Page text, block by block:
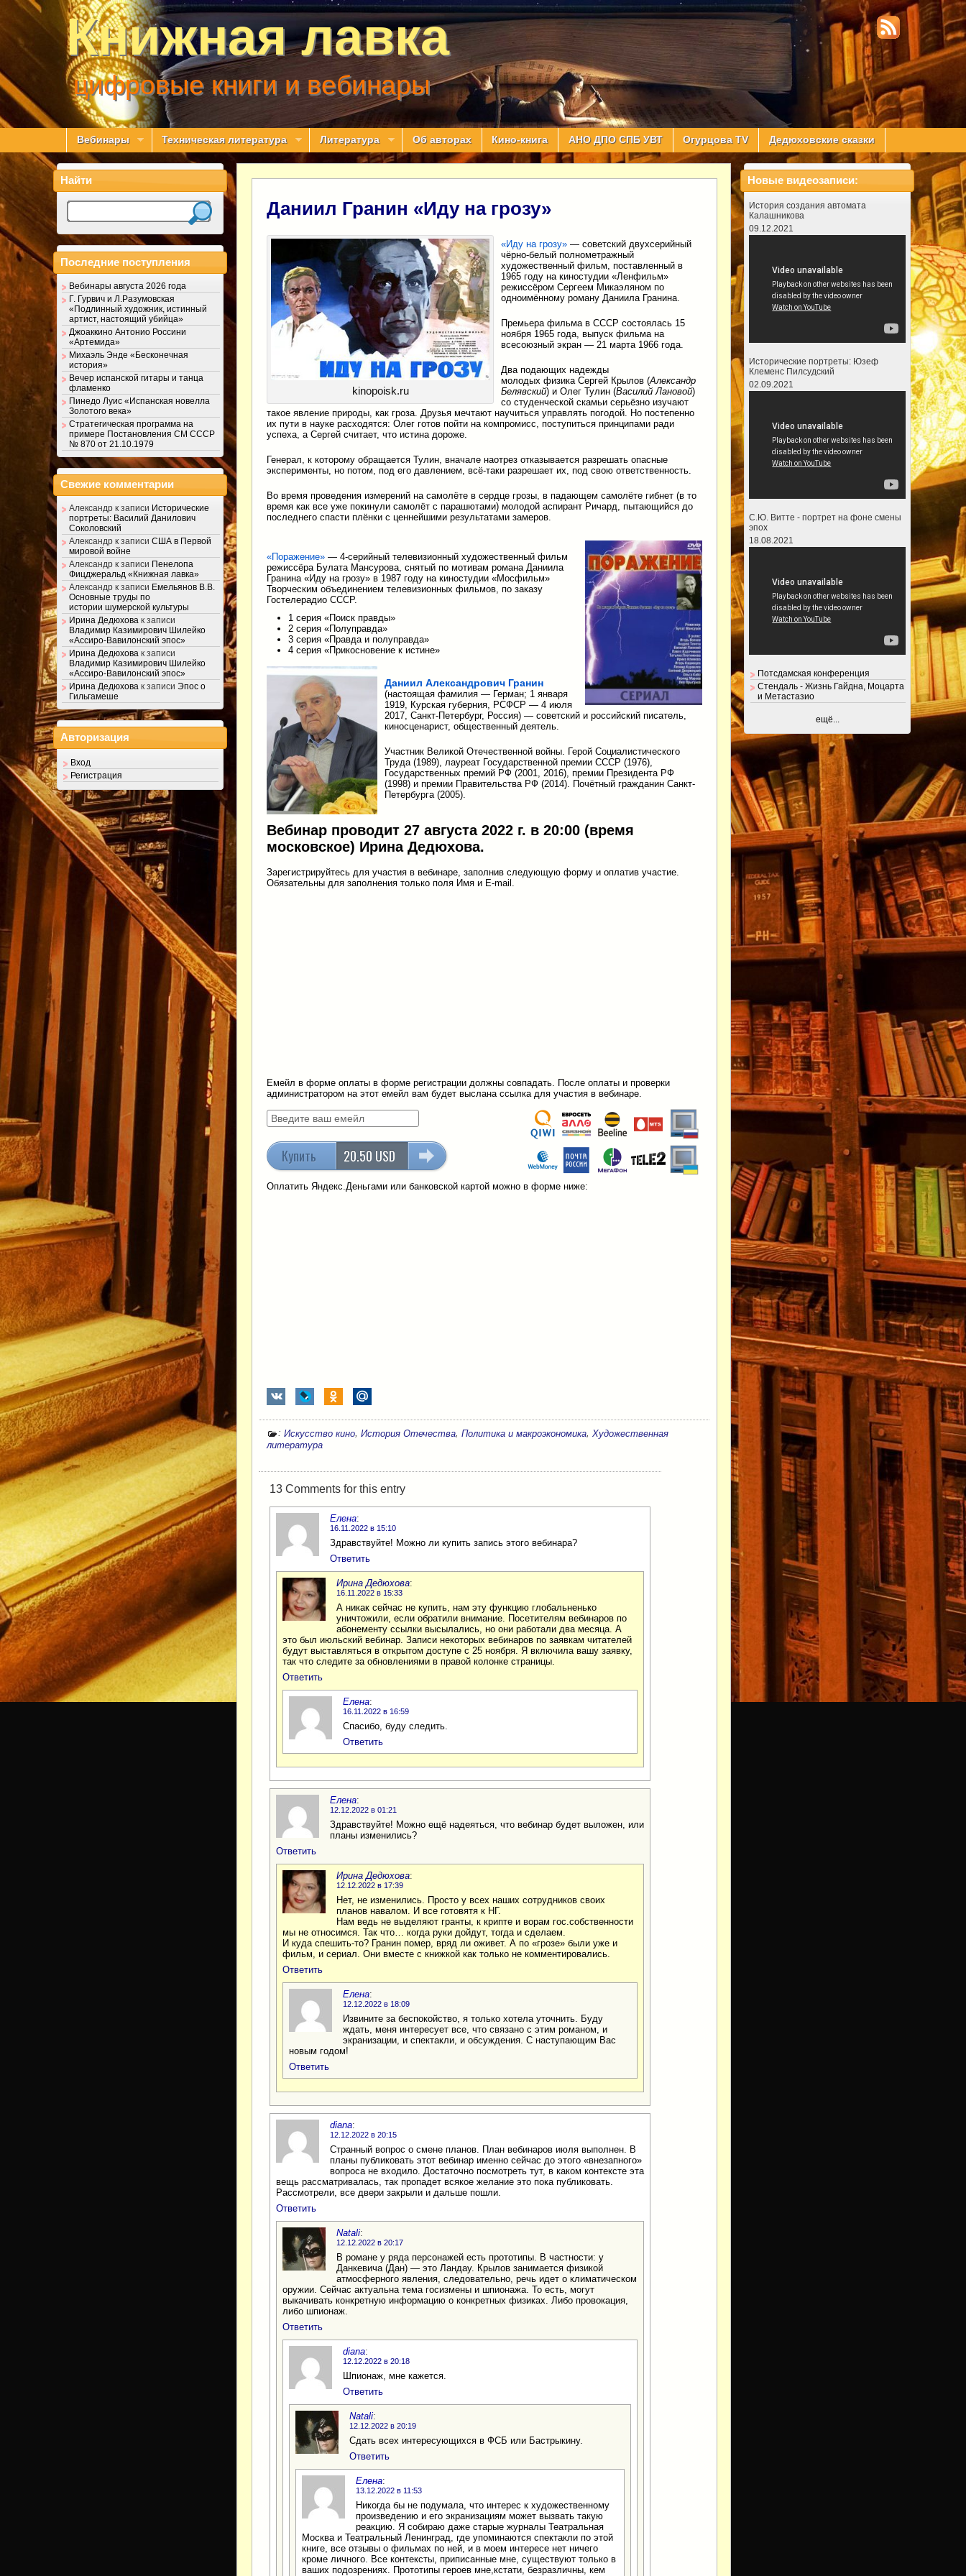
Книжная лавка
цифровые книги и вебинары
Вебинары Техническая литература Литература Об авторах Кино-книга АНО ДПО СПБ УВТ Огурцова TV Дедюховские сказки
Даниил Гранин «Иду на грозу»
kinopoisk.ru
«Иду на грозу» — советский двухсерийный
чёрно-белый полнометражный
художественный фильм, поставленный в
1965 году на киностудии «Ленфильм»
режиссёром Сергеем Микаэляном по
одноимённому роману Даниила Гранина.
Премьера фильма в СССР состоялась 15
ноября 1965 года, выпуск фильма на
всесоюзный экран — 21 марта 1966 года.
Два подающих надежды
молодых физика Сергей Крылов (Александр
Белявский) и Олег Тулин (Василий Лановой)
со студенческой скамьи серьёзно изучают
такое явление природы, как гроза. Друзья мечтают научиться управлять погодой. Но постепенно
их пути в науке расходятся: Олег готов пойти на компромисс, поступиться принципами ради
успеха, а Сергей считает, что истина дороже.
Генерал, к которому обращается Тулин, вначале наотрез отказывается разрешать опасные
эксперименты, но потом, под его давлением, всё-таки разрешает их, под свою ответственность.
Во время проведения измерений на самолёте в сердце грозы, в падающем самолёте гибнет (в то
время как все уже покинули самолёт с парашютами) молодой аспирант Ричард, пытающийся до
последнего спасти плёнки с ценнейшими результатами замеров.
«Поражение» — 4-серийный телевизионный художественный фильм
режиссёра Булата Мансурова, снятый по мотивам романа Даниила
Гранина «Иду на грозу» в 1987 году на киностудии «Мосфильм»
Творческим объединением телевизионных фильмов, по заказу
Гостелерадио СССР.
1 серия «Поиск правды»
2 серия «Полуправда»
3 серия «Правда и полуправда»
4 серия «Прикосновение к истине»
Даниил Александрович Гранин
(настоящая фамилия — Герман; 1 января
1919, Курская губерния, РСФСР — 4 июля
2017, Санкт-Петербург, Россия) — советский и российский писатель,
киносценарист, общественный деятель.
Участник Великой Отечественной войны. Герой Социалистического
Труда (1989), лауреат Государственной премии СССР (1976),
Государственных премий РФ (2001, 2016), премии Президента РФ
(1998) и премии Правительства РФ (2014). Почётный гражданин Санкт-
Петербурга (2005).
Вебинар проводит 27 августа 2022 г. в 20:00 (время
московское) Ирина Дедюхова.
Зарегистрируйтесь для участия в вебинаре, заполнив следующую форму и оплатив участие.
Обязательны для заполнения только поля Имя и E-mail.
Емейл в форме оплаты в форме регистрации должны совпадать. После оплаты и проверки
администратором на этот емейл вам будет выслана ссылка для участия в вебинаре.
Купить 20.50 USD
Оплатить Яндекс.Деньгами или банковской картой можно в форме ниже:
: Искусство кино, История Отечества, Политика и макроэкономика, Художественная
литература
13 Comments for this entry
Елена:
16.11.2022 в 15:10
Здравствуйте! Можно ли купить запись этого вебинара?
Ответить
Ирина Дедюхова:
16.11.2022 в 15:33
А никак сейчас не купить, нам эту функцию глобальненько
уничтожили, если обратили внимание. Посетителям вебинаров по
абонементу ссылки высылались, но они работали два месяца. А
это был июльский вебинар. Записи некоторых вебинаров по заявкам читателей
будут выставляться в открытом доступе с 25 ноября. Я включила вашу заявку,
так что следите за обновлениями в правой колонке страницы.
Ответить
Елена:
16.11.2022 в 16:59
Спасибо, буду следить.
Ответить
Елена:
12.12.2022 в 01:21
Здравствуйте! Можно ещё надеяться, что вебинар будет выложен, или
планы изменились?
Ответить
Ирина Дедюхова:
12.12.2022 в 17:39
Нет, не изменились. Просто у всех наших сотрудников своих
планов навалом. И все готовятя к НГ.
Нам ведь не выделяют гранты, к крипте и ворам гос.собственности
мы не относимся. Так что… когда руки дойдут, тогда и сделаем.
И куда спешить-то? Гранин помер, вряд ли оживет. А по «грозе» были уже и
фильм, и сериал. Они вместе с книжкой как только не комментировались.
Ответить
Елена:
12.12.2022 в 18:09
Извините за беспокойство, я только хотела уточнить. Буду
ждать, меня интересует все, что связано с этим романом, и
экранизации, и спектакли, и обсуждения. С наступающим Вас
новым годом!
Ответить
diana:
12.12.2022 в 20:15
Странный вопрос о смене планов. План вебинаров июля выполнен. В
планы публиковать этот вебинар именно сейчас до этого «внезапного»
вопроса не входило. Достаточно посмотреть тут, в каком контексте эта
вещь рассматривалась, так пропадет всякое желание это пока публиковать.
Рассмотрели, все двери закрыли и дальше пошли.
Ответить
Natali:
12.12.2022 в 20:17
В романе у ряда персонажей есть прототипы. В частности: у
Данкевича (Дан) — это Ландау. Крылов занимается физикой
атмосферного явления, следовательно, речь идет о климатическом
оружии. Сейчас актуальна тема госизмены и шпионажа. То есть, могут
выкачивать конкретную информацию о конкретных физиках. Либо провокация,
либо шпионаж.
Ответить
diana:
12.12.2022 в 20:18
Шпионаж, мне кажется.
Ответить
Natali:
12.12.2022 в 20:19
Сдать всех интересующихся в ФСБ или Бастрыкину.
Ответить
Елена:
13.12.2022 в 11:53
Никогда бы не подумала, что интерес к художественному
произведению и его экранизациям может вызвать такую
реакцию. Я собираю даже старые журналы Театральная
Москва и Театральный Ленинград, где упоминаются спектакли по этой
книге, все отзывы о фильмах по ней, и в моем интересе нет ничего
кроме личного. Все контексты, приписанные мне, существуют только в
ваших подозрениях. Прототипы героев мне,кстати, безразличны, кем
Найти
Последние поступления
Вебинары августа 2026 года
Г. Гурвич и Л.Разумовская
«Подлинный художник, истинный
артист, настоящий убийца»
Джоаккино Антонио Россини
«Артемида»
Михаэль Энде «Бесконечная
история»
Вечер испанской гитары и танца
фламенко
Пинедо Луис «Испанская новелла
Золотого века»
Стратегическая программа на
примере Постановления СМ СССР
№ 870 от 21.10.1979
Свежие комментарии
Александр к записи Исторические
портреты: Василий Данилович
Соколовский
Александр к записи США в Первой
мировой войне
Александр к записи Пенелопа
Фицджеральд «Книжная лавка»
Александр к записи Емельянов В.В.
Основные труды по
истории шумерской культуры
Ирина Дедюхова к записи
Владимир Казимирович Шилейко
«Ассиро-Вавилонский эпос»
Ирина Дедюхова к записи
Владимир Казимирович Шилейко
«Ассиро-Вавилонский эпос»
Ирина Дедюхова к записи Эпос о
Гильгамеше
Авторизация
Вход
Регистрация
Новые видеозаписи:
История создания автомата
Калашникова
09.12.2021
Исторические портреты: Юзеф
Клеменс Пилсудский
02.09.2021
С.Ю. Витте - портрет на фоне смены
эпох
18.08.2021
Потсдамская конференция
Стендаль - Жизнь Гайдна, Моцарта
и Метастазио
ещё...